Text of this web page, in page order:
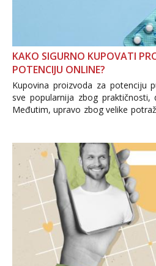
KAKO SIGURNO KUPOVATI
POTENCIJU ONLINE?
Kupovina proizvoda za potenciju
sve popularnija zbog praktičnosti,
Međutim, upravo zbog velike
i brojni krivotvoreni proizvodi,